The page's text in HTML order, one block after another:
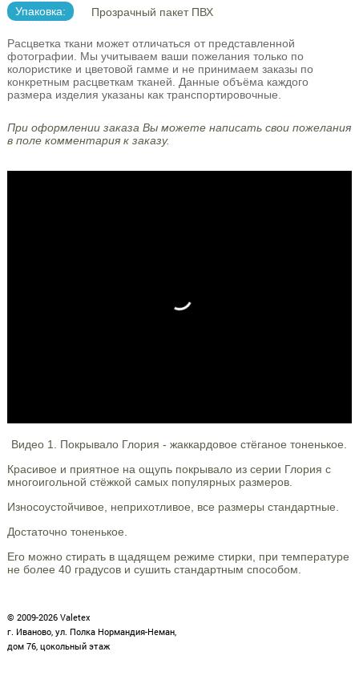
Упаковка: Прозрачный пакет ПВХ
Расцветка ткани может отличаться от представленной
фотографии. Мы учитываем ваши пожелания только по
колористике и цветовой гамме и не принимаем заказы по
конкретным расцветкам тканей. Данные объёма каждого
размера изделия указаны как транспортировочные.
При оформлении заказа Вы можете написать свои пожелания
в поле комментария к заказу.
Видео 1. Покрывало Глория - жаккардовое стёганое тоненькое.
Красивое и приятное на ощупь покрывало из серии Глория с
многоигольной стёжкой самых популярных размеров.
Износоустойчивое, неприхотливое, все размеры стандартные.
Достаточно тоненькое.
Его можно стирать в щадящем режиме стирки, при температуре
не более 40 градусов и сушить стандартным способом.
© 2009-2026 Valetex
г. Иваново, ул. Полка Нормандия-Неман,
дом 76, цокольный этаж